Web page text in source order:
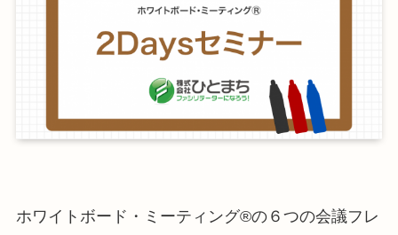
ホワイトボード・ミーティング®の６つの会議フレ